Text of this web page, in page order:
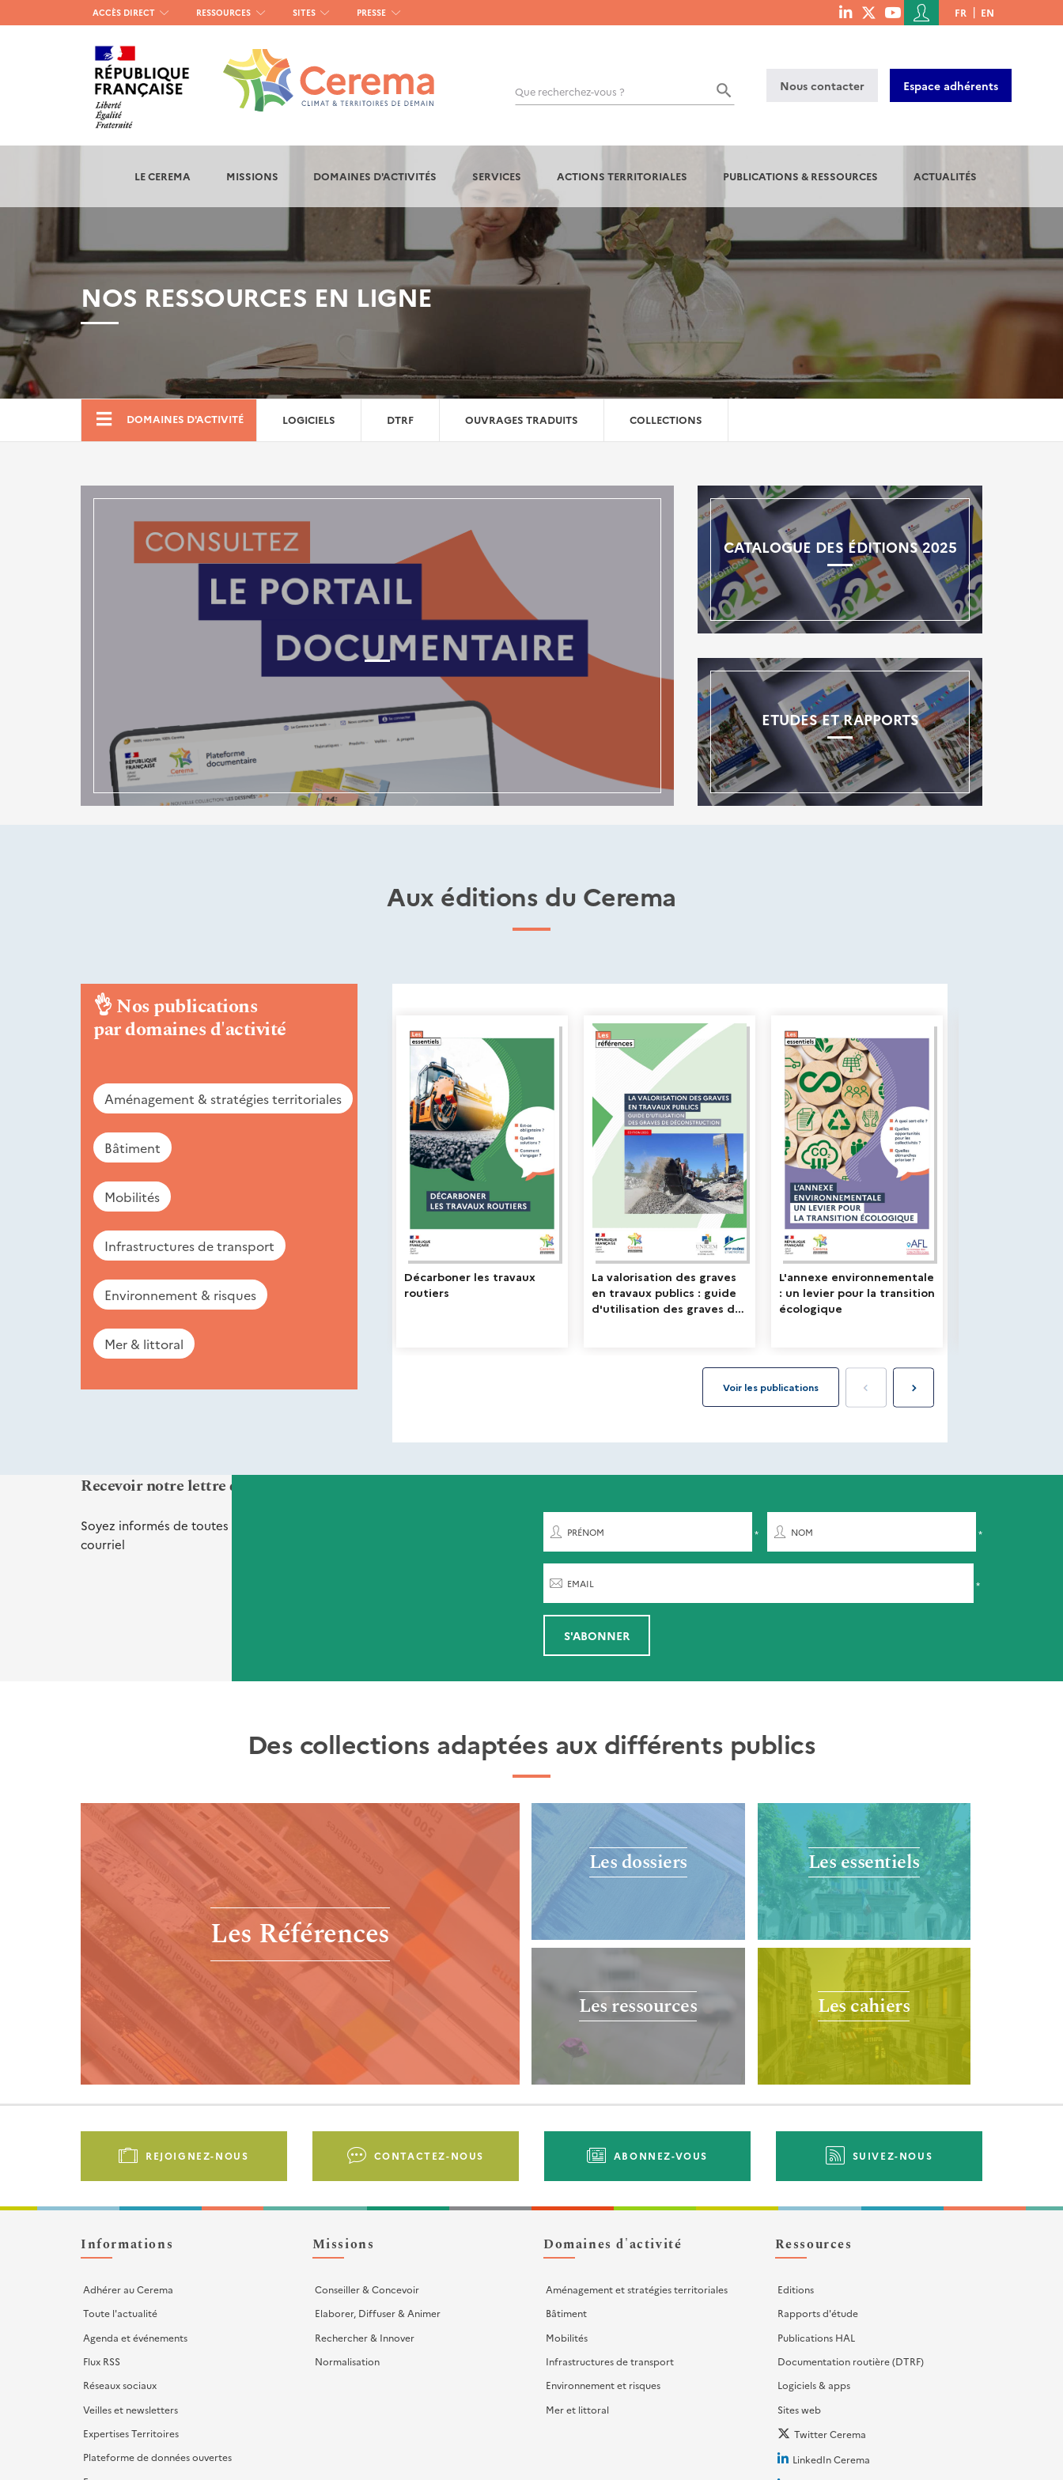
Menu
haut
gauche
ACCÈS DIRECT RESSOURCES SITES PRESSE
menu
Menu
du
de
l'utilisateur
FR EN
Que recherchez-vous ?
OK
Nous contacter Espace adhérents
LE CEREMA MISSIONS DOMAINES D'ACTIVITÉS SERVICES ACTIONS TERRITORIALES PUBLICATIONS & RESSOURCES ACTUALITÉS
NOS RESSOURCES EN LIGNE
BoutiqueDOMAINES D'ACTIVITÉ LOGICIELS DTRF OUVRAGES TRADUITS COLLECTIONS
CATALOGUE DES ÉDITIONS 2025
ETUDES ET RAPPORTS
Aux éditions du Cerema
👌Nos publications
par domaines d'activité
Aménagement & stratégies territoriales
Bâtiment
Mobilités
Infrastructures de transport
Environnement & risques
Mer & littoral
Nouveautés
Recevoir notre lettre d'informations Vient de paraître
Soyez informés de toutes nos
courriel
PRÉNOM NOM
EMAIL
S'ABONNER
Des collections adaptées aux différents publics
Les Références
Les dossiers Les essentiels
Les ressources Les cahiers
Pied
Liens
d'actions
REJOIGNEZ-NOUS CONTACTEZ-NOUS ABONNEZ-VOUS SUIVEZ-NOUS
Informations
Adhérer au Cerema
Toute l'actualité
Agenda et événements
Flux RSS
Réseaux sociaux
Veilles et newsletters
Expertises Territoires
Plateforme de données ouvertes
Missions
Conseiller & Concevoir
Elaborer, Diffuser & Animer
Rechercher & Innover
Normalisation
Domaines d'activité
Aménagement et stratégies territoriales
Bâtiment
Mobilités
Infrastructures de transport
Environnement et risques
Mer et littoral
Ressources
Editions
Rapports d'étude
Publications HAL
Documentation routière (DTRF)
Logiciels & apps
Sites web
Twitter Cerema
LinkedIn Cerema